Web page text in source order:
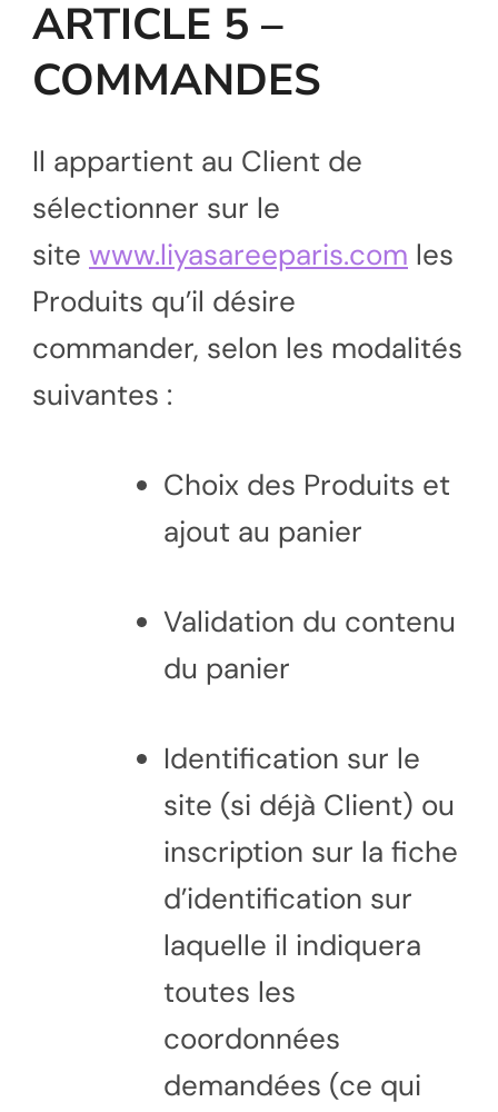
ARTICLE 5 –
COMMANDES
Il appartient au Client de
sélectionner sur le
site www.liyasareeparis.com les
Produits qu’il désire
commander, selon les modalités
suivantes :
Choix des Produits et
ajout au panier
Validation du contenu
du panier
Identification sur le
site (si déjà Client) ou
inscription sur la fiche
d’identification sur
laquelle il indiquera
toutes les
coordonnées
demandées (ce qui